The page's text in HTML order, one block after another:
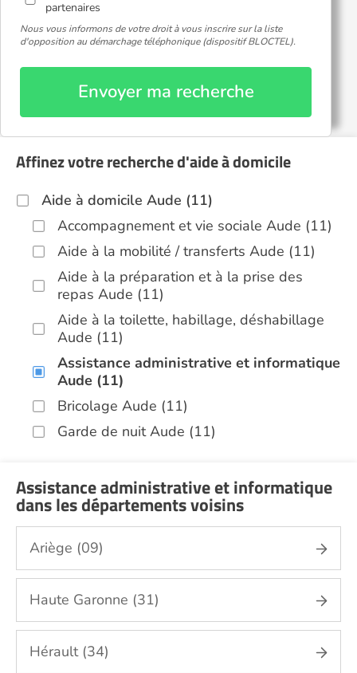
partenaires
Nous vous informons de votre droit à vous inscrire sur la liste
d'opposition au démarchage téléphonique (dispositif BLOCTEL).
Envoyer ma recherche
Affinez votre recherche d'aide à domicile
Aide à domicile Aude (11)
Accompagnement et vie sociale Aude (11)
Aide à la mobilité / transferts Aude (11)
Aide à la préparation et à la prise des
repas Aude (11)
Aide à la toilette, habillage, déshabillage
Aude (11)
Assistance administrative et informatique
Aude (11)
Bricolage Aude (11)
Garde de nuit Aude (11)
Aide aux courses Aude (11)
Entretien du cadre de vie, ménage,
repassage, gestion du linge Aude (11)
Portage de repas Aude (11)
Sorties (promenades, rendez-vous
médicaux...) Aude (11)
Promenade animaux de compagnie Aude
(11)
Soins esthétiques Aude (11)
Assistance administrative et informatique
dans les départements voisins
Ariège (09)
Haute Garonne (31)
Hérault (34)